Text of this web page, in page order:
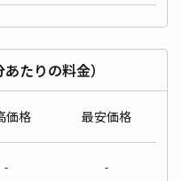
たりの料金）
価格 最安価格
- -